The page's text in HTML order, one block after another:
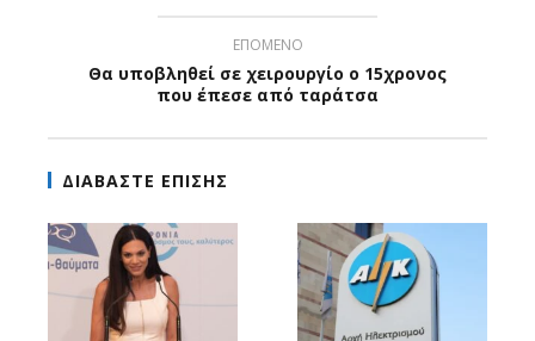
ΕΠΟΜΕΝΟ
Θα υποβληθεί σε χειρουργίο ο 15χρονος
που έπεσε από ταράτσα
ΔΙΑΒΑΣΤΕ ΕΠΙΣΗΣ